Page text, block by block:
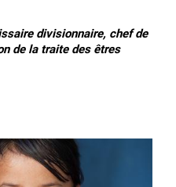
divisionnaire, chef de
de la traite des êtres